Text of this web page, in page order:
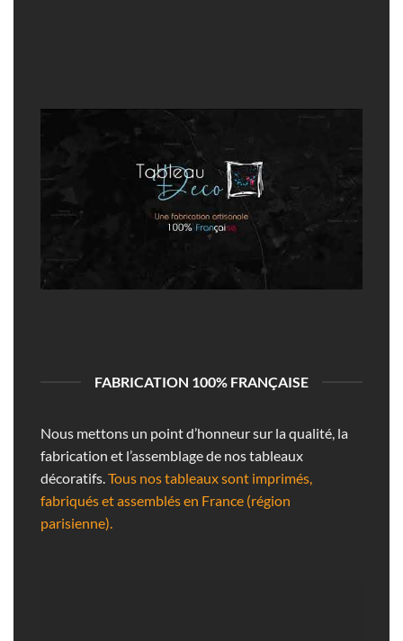
FABRICATION 100% FRANÇAISE
Nous mettons un point d’honneur sur la qualité, la
fabrication et l’assemblage de nos tableaux
décoratifs.Tous nos tableaux sont imprimés,
fabriqués et assemblés en France (région
parisienne).